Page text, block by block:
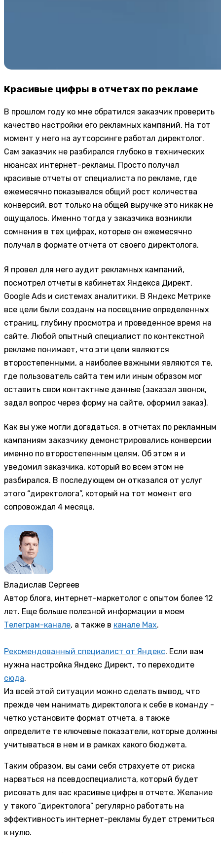
Красивые цифры в отчетах по рекламе
В прошлом году ко мне обратился заказчик проверить
качество настройки его рекламных кампаний. На тот
момент у него на аутсорсинге работал директолог.
Сам заказчик не разбирался глубоко в технических
нюансах интернет-рекламы. Просто получал
красивые отчеты от специалиста по рекламе, где
ежемесячно показывался общий рост количества
конверсий, вот только на общей выручке это никак не
ощущалось. Именно тогда у заказчика возникли
сомнения в тех цифрах, которые он ежемесячно
получал в формате отчета от своего директолога.
Я провел для него аудит рекламных кампаний,
посмотрел отчеты в кабинетах Яндекса Директ,
Google Ads и системах аналитики. В Яндекс Метрике
все цели были созданы на посещение определенных
страниц, глубину просмотра и проведенное время на
сайте. Любой опытный специалист по контекстной
рекламе понимает, что эти цели являются
второстепенными, а наиболее важными являются те,
где пользователь сайта тем или иным образом мог
оставить свои контактные данные (заказал звонок,
задал вопрос через форму на сайте, оформил заказ).
Как вы уже могли догадаться, в отчетах по рекламным
кампаниям заказчику демонстрировались конверсии
именно по второстепенным целям. Об этом я и
уведомил заказчика, который во всем этом не
разбирался. В последующем он отказался от услуг
этого “директолога”, который на тот момент его
сопровождал 4 месяца.
Владислав Сергеев
Автор блога, интернет-маркетолог с опытом более 12
лет. Еще больше полезной информации в моем
Телеграм-канале, а также в канале Max.
Рекомендованный специалист от Яндекс. Если вам
нужна настройка Яндекс Директ, то переходите
сюда.
Из всей этой ситуации можно сделать вывод, что
прежде чем нанимать директолога к себе в команду -
четко установите формат отчета, а также
определите те ключевые показатели, которые должны
учитываться в нем и в рамках какого бюджета.
Таким образом, вы сами себя страхуете от риска
нарваться на псевдоспециалиста, который будет
рисовать для вас красивые цифры в отчете. Желание
у такого “директолога” регулярно работать на
эффективность интернет-рекламы будет стремиться
к нулю.